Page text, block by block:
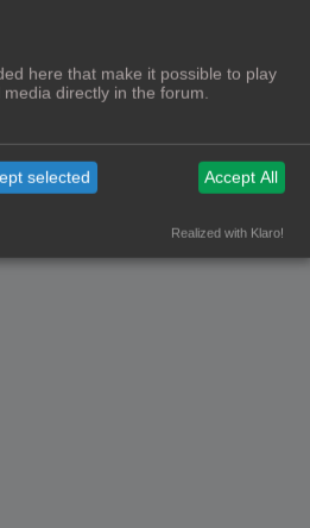
! - 3dprintforum.eu
Voorbehouden
Gebruikersvoorwaarden
here that make it possible to play
directly in the forum.
selected Accept All
Realized with Klaro!